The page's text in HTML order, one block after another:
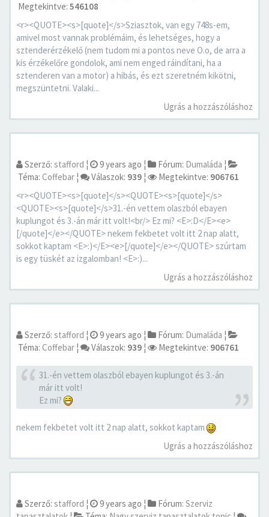
Megtekintve: 546108
<r><QUOTE><s>[quote]</s>Sziasztok, van egy 748s-em,
amivel most vannak problémáim, és lehetséges, hogy a
sztenderérzékelő (nem tudom mi a pontos neve O.o, de arra a
kis érzékelőre gondolok, ami nem enged ráindítani, ha a
sztenderen van a motor) a hibás, és ezt szeretném kikötni,
megszüntetni. Valaki...
Ugrás a hozzászóláshoz
Szerző: stafford ¦ 9 years ago ¦ Fórum: Dumaláda ¦
Téma: Coffebar ¦ Válaszok: 939 ¦ Megtekintve: 906761
<r><QUOTE><s>[quote]</s><QUOTE><s>[quote]</s>
<QUOTE><s>[quote]</s>31.-én vettem olaszból ebayen
kuplungot és 3.-án már itt volt!<br/> Ez mi? <E>:D</E><e>
[/quote]</e></QUOTE> nekem fekbetet volt itt 2 nap alatt,
sokkot kaptam <E>:)</E><e>[/quote]</e></QUOTE> szúrtam
is egy tüskét az izgalomban! <E>:)...
Ugrás a hozzászóláshoz
Szerző: stafford ¦ 9 years ago ¦ Fórum: Dumaláda ¦
Téma: Coffebar ¦ Válaszok: 939 ¦ Megtekintve: 906761
31.-én vettem olaszból ebayen kuplungot és 3.-án
már itt volt!
Ez mi?
nekem fekbetet volt itt 2 nap alatt, sokkot kaptam
Ugrás a hozzászóláshoz
Szerző: stafford ¦ 9 years ago ¦ Fórum: Szerviz